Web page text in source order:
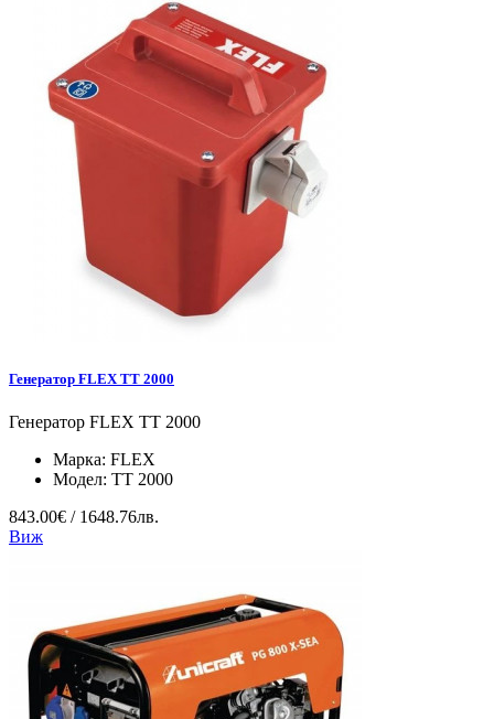
Генератор FLEX TT 2000
Генератор FLEX TT 2000
Марка: FLEX
Модел: TT 2000
843.00€ / 1648.76лв.
Виж